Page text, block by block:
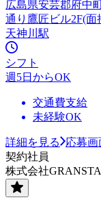
広島県安芸郡府中
通り鷹匠ビル2F(面
天神川駅
シフト
週5日からOK
交通費支給
未経験OK
詳細を見る
応募画
契約社員
株式会社